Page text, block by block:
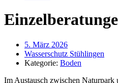
5. März 2026
Wasserschutz Stühlingen
Kategorie: Boden
Im Austausch zwischen